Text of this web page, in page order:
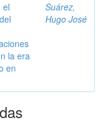
el
la era
en
Suárez,
Hugo José